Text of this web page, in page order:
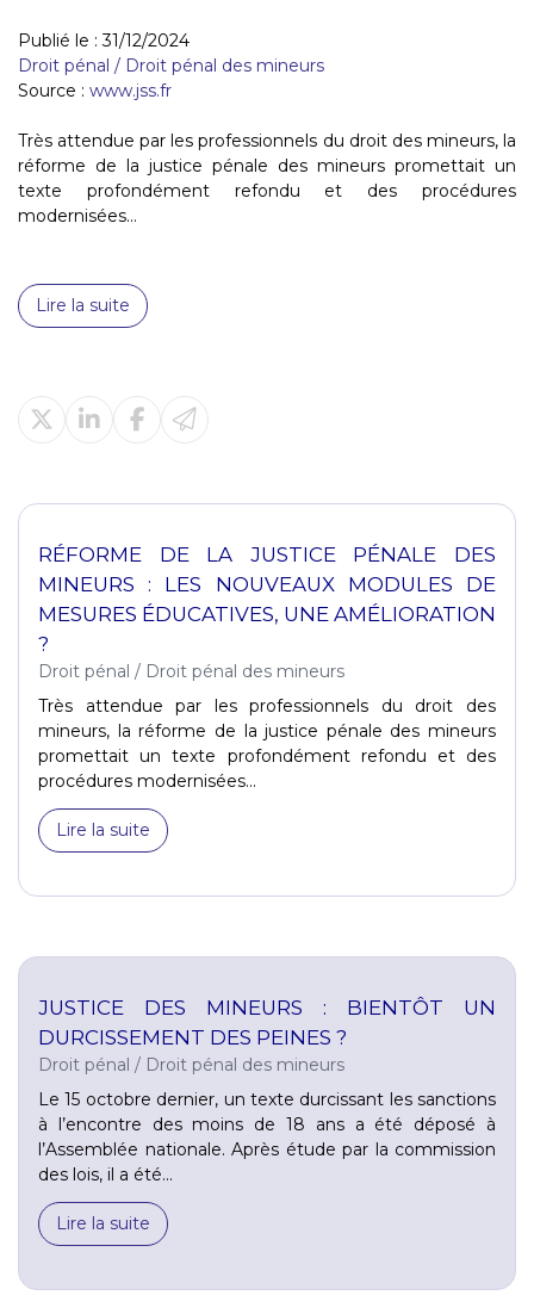
Publié le :31/12/2024
Droit pénal / Droit pénal des mineurs
Source : www.jss.fr
Très attendue par les professionnels du droit des mineurs, la
réforme de la justice pénale des mineurs promettait un
texte profondément refondu et des procédures
modernisées...
Lire la suite
RÉFORME DE LA JUSTICE PÉNALE DES
MINEURS : LES NOUVEAUX MODULES DE
MESURES ÉDUCATIVES, UNE AMÉLIORATION
?
Droit pénal / Droit pénal des mineurs
Très attendue par les professionnels du droit des
mineurs, la réforme de la justice pénale des mineurs
promettait un texte profondément refondu et des
procédures modernisées...
Lire la suite
JUSTICE DES MINEURS : BIENTÔT UN
DURCISSEMENT DES PEINES ?
Droit pénal / Droit pénal des mineurs
Le 15 octobre dernier, un texte durcissant les sanctions
à l’encontre des moins de 18 ans a été déposé à
l’Assemblée nationale. Après étude par la commission
des lois, il a été...
Lire la suite